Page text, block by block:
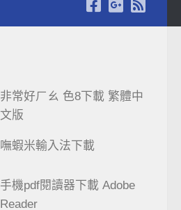
非常好ㄏㄠ 色8下載 繁體中
文版
嘸蝦米輸入法下載
手機pdf閱讀器下載 Adobe
Reader